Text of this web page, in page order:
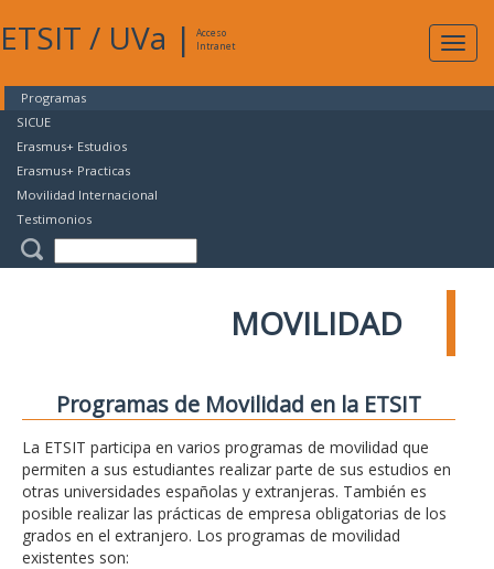
ETSIT / UVa |
Acceso
Intranet
Programas
SICUE
Erasmus+ Estudios
Erasmus+ Practicas
Movilidad Internacional
Testimonios
MOVILIDAD
Programas de Movilidad en la ETSIT
La ETSIT participa en varios programas de movilidad que
permiten a sus estudiantes realizar parte de sus estudios en
otras universidades españolas y extranjeras. También es
posible realizar las prácticas de empresa obligatorias de los
grados en el extranjero. Los programas de movilidad
existentes son: